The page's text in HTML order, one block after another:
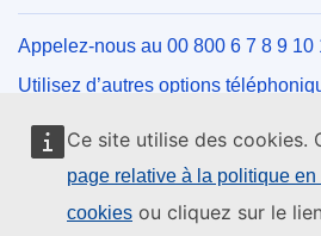
Ce site utilise des cookies.
page relative à la politique en
cookies ou cliquez sur le
Appelez-nous au 00 800 6 7 8 9 10
Utilisez d’autres options
Écrivez-nous au moyen de notre
Rencontrez-nous dans un des